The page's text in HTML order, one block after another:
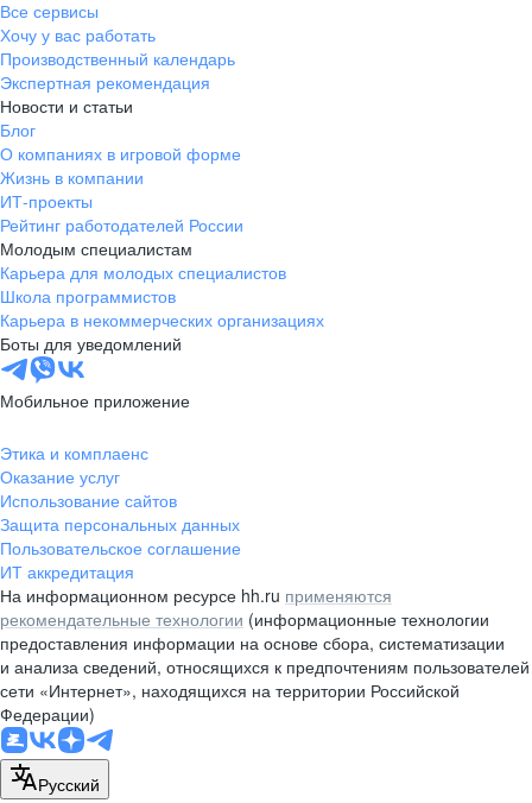
пер. Ланинский д. 4, офис 3.4
+7 423 202-33-28
pr@dv.hh.ru
Новосибирск
ул. Большевистская, д. 35,
помещение 21
+7 383 207-94-64
pr@nsk.hh.ru
Минск
пр-т Дзержинского, д. 57,
10 этаж, помещение 45-1
pr@rabota.by
Алматы
пр. Абая, д. 151, БЦ Алатау,
12 этаж, офис 1209
+7 727 232-13-13
pr@headhunter.com.kz
Все сервисы
Хочу у вас работать
Производственный календарь
Экспертная рекомендация
Новости и статьи
Блог
О компаниях в игровой форме
Жизнь в компании
ИТ-проекты
Рейтинг работодателей России
Молодым специалистам
Карьера для молодых специалистов
Школа программистов
Карьера в некоммерческих организациях
Боты для уведомлений
Мобильное приложение
Этика и комплаенс
Оказание услуг
Использование сайтов
Защита персональных данных
Пользовательское соглашение
ИТ аккредитация
На информационном ресурсе hh.ru применяются
рекомендательные технологии (информационные технологии
предоставления информации на основе сбора, систематизации
и анализа сведений, относящихся к предпочтениям пользователей
сети «Интернет», находящихся на территории Российской
Федерации)
Русский